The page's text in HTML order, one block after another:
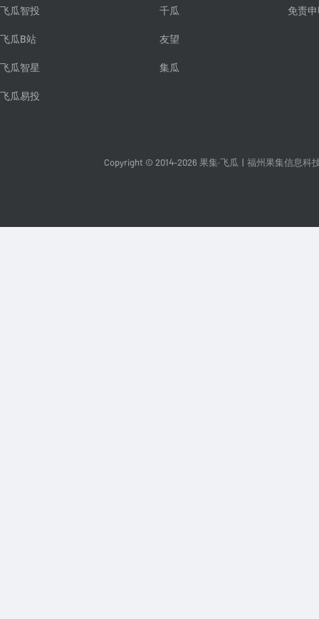
飞瓜智投
飞瓜B站
飞瓜智星
飞瓜易投
千瓜
友望
集瓜
免责
Copyright © 2014-2026 果集·飞瓜 福州果集信息科